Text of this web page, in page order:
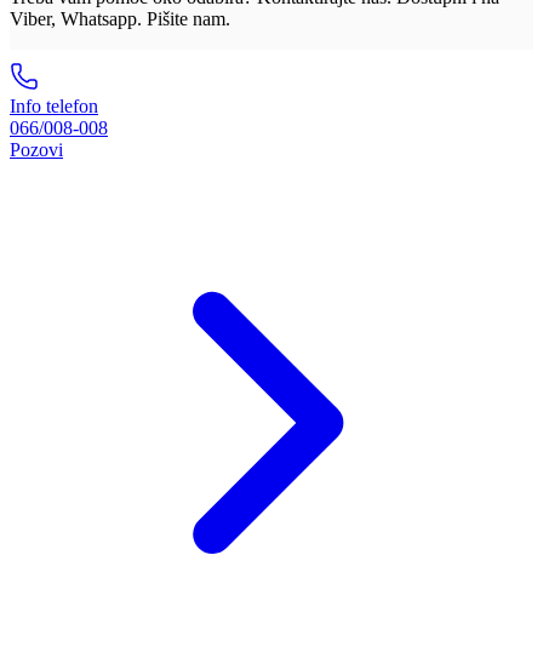
Viber, Whatsapp. Pišite nam.
Info telefon
066/008-008
Pozovi